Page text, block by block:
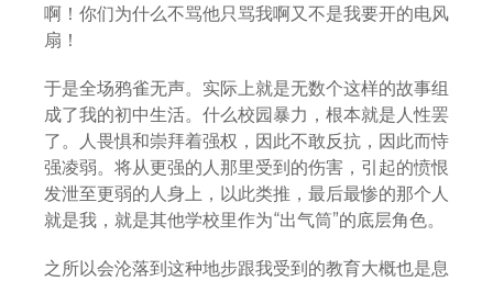
啊！你们为什么不骂他只骂我啊又不是我要开的电风
扇！
于是全场鸦雀无声。实际上就是无数个这样的故事组
成了我的初中生活。什么校园暴力，根本就是人性罢
了。人畏惧和崇拜着强权，因此不敢反抗，因此而恃
强凌弱。将从更强的人那里受到的伤害，引起的愤恨
发泄至更弱的人身上，以此类推，最后最惨的那个人
就是我，就是其他学校里作为“出气筒”的底层角色。
之所以会沦落到这种地步跟我受到的教育大概也是息